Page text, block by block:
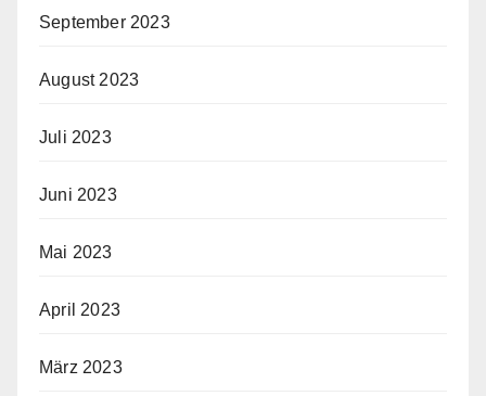
September 2023
August 2023
Juli 2023
Juni 2023
Mai 2023
April 2023
März 2023